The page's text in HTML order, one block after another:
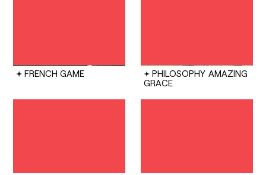
FRENCH GAME PHILOSOPHY AMAZING
GRACE